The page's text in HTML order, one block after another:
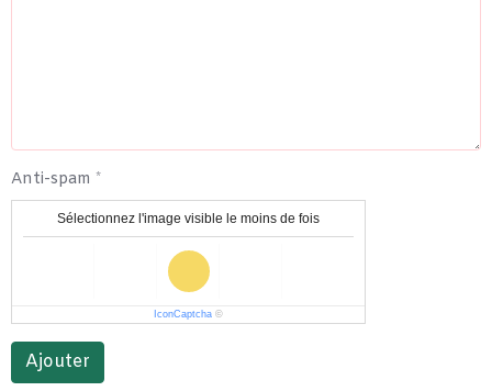
Anti-spam
Sélectionnez l'image visible le moins de fois
IconCaptcha ©
Ajouter